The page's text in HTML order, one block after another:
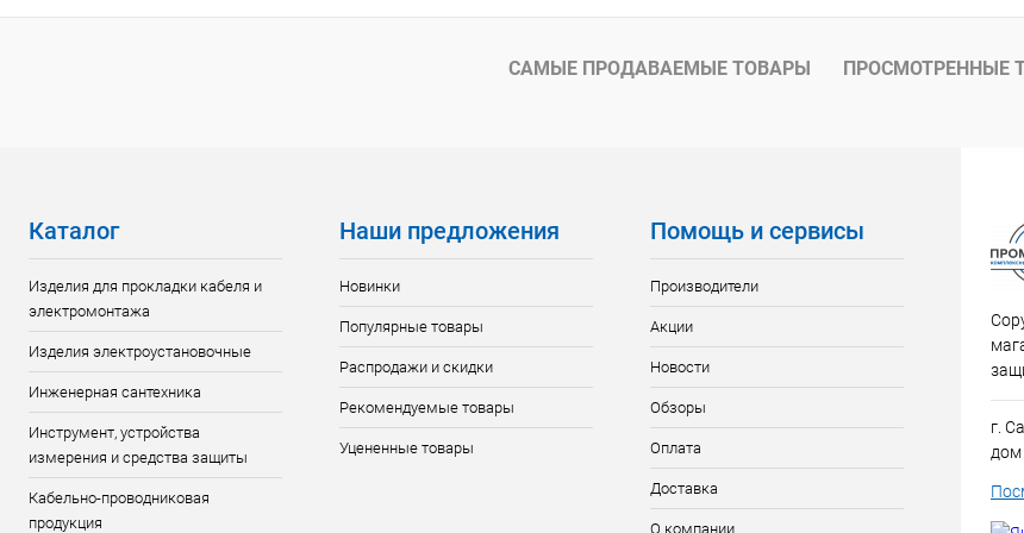
Купить в 1 клик К сравнению Купить в 1 клик К сравнению
В избранное В наличии
САМЫЕ ПРОДАВАЕМЫЕ ТОВАРЫ ПРОСМОТРЕННЫЕ
Каталог
Изделия для прокладки кабеля и
электромонтажа
Изделия электроустановочные
Инженерная сантехника
Инструмент, устройства
измерения и средства защиты
Кабельно-проводниковая
продукция
Наши предложения
Новинки
Популярные товары
Распродажи и скидки
Рекомендуемые товары
Уцененные товары
Помощь и сервисы
Производители
Акции
Новости
Обзоры
Оплата
Доставка
О компании
г.
дом